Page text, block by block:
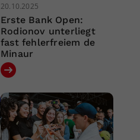
20.10.2025
Erste Bank Open:
Rodionov unterliegt
fast fehlerfreiem de
Minaur